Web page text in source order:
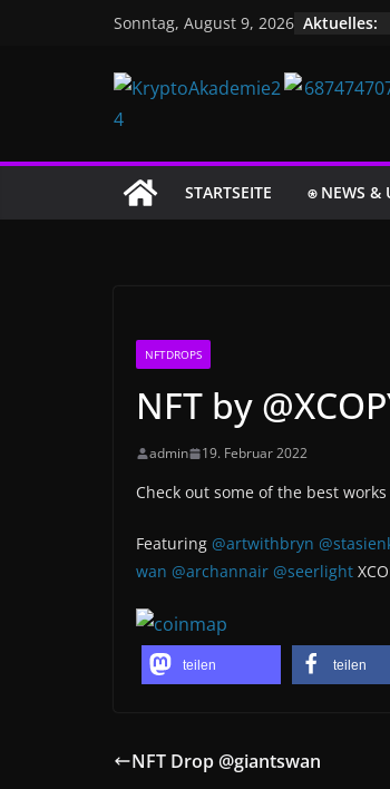
Sonntag, August 9, 2026 Aktuelles:
STARTSEITE ⍟ NEWS &
NFTDROPS
NFT by
admin 19. Februar 2022
Check out some of the best
Featuring @artwithbryn
wan @archannair @seerlight
teilen teilen
NFT Drop @giantswan